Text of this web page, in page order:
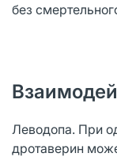
без
Леводопа. При
дротаверин